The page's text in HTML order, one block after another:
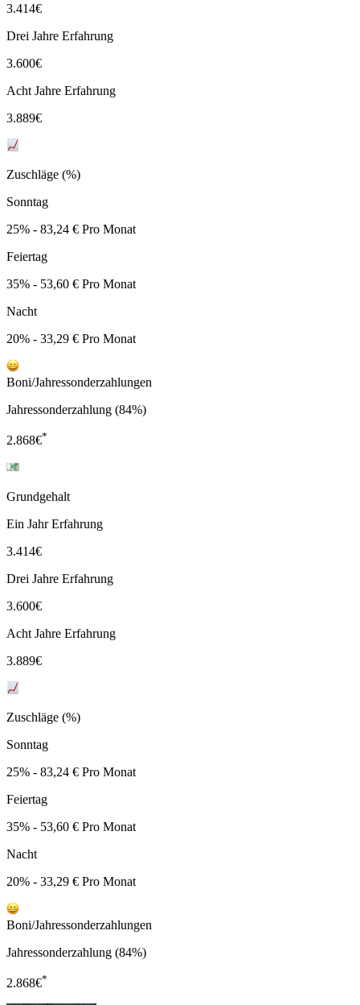
3.414€
Drei Jahre Erfahrung
3.600€
Acht Jahre Erfahrung
3.889€
Zuschläge (%)
Sonntag
25% - 83,24 € Pro Monat
Feiertag
35% - 53,60 € Pro Monat
Nacht
20% - 33,29 € Pro Monat
Boni/Jahressonderzahlungen
Jahressonderzahlung (84%)
2.868€*
Grundgehalt
Ein Jahr Erfahrung
3.414€
Drei Jahre Erfahrung
3.600€
Acht Jahre Erfahrung
3.889€
Zuschläge (%)
Sonntag
25% - 83,24 € Pro Monat
Feiertag
35% - 53,60 € Pro Monat
Nacht
20% - 33,29 € Pro Monat
Boni/Jahressonderzahlungen
Jahressonderzahlung (84%)
2.868€*